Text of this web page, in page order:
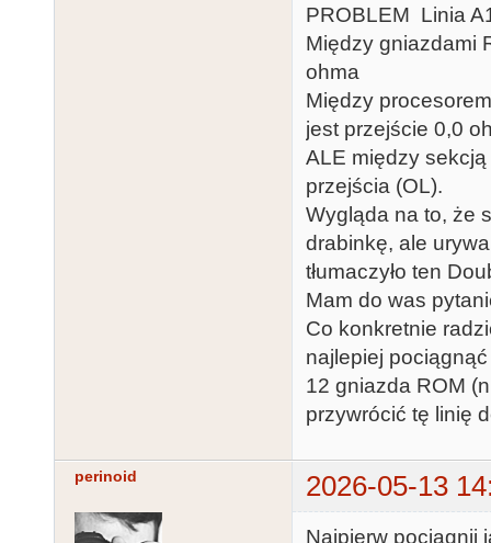
PROBLEM Linia
Między gniazdami
ohma
Między
jest przejście 0,0
ALE między sekcją
przejścia (OL).
Wygląda na to, że
drabinkę, ale
tłumaczyło ten
Mam do was
Co konkretnie
najlepiej
12 gniazda ROM
przywrócić tę linię
perinoid 2026-05-13
Najpierw pociągnij